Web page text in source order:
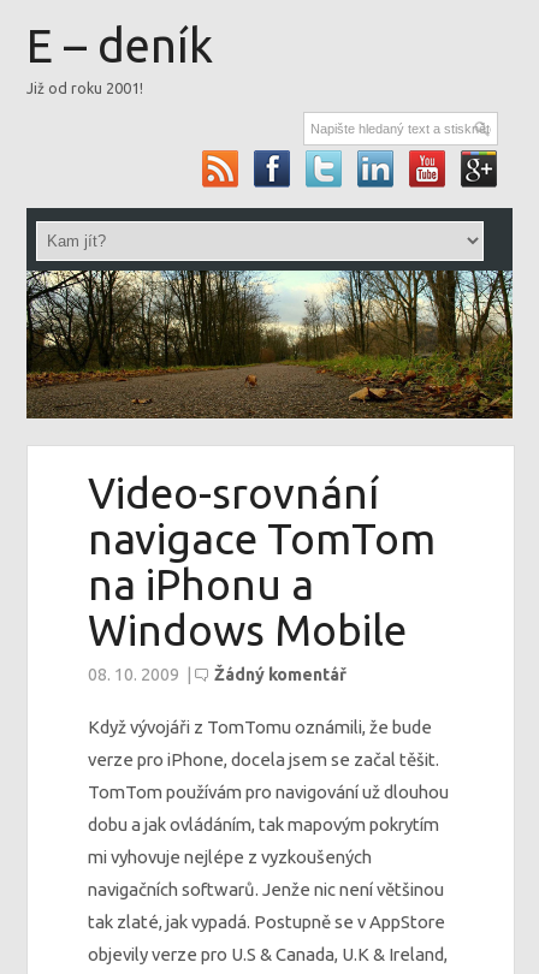
E – deník
Již od roku 2001!
Video-srovnání
navigace TomTom
na iPhonu a
Windows Mobile
08. 10. 2009 | Žádný komentář
Když vývojáři z TomTomu oznámili, že bude
verze pro iPhone, docela jsem se začal těšit.
TomTom používám pro navigování už dlouhou
dobu a jak ovládáním, tak mapovým pokrytím
mi vyhovuje nejlépe z vyzkoušených
navigačních softwarů. Jenže nic není většinou
tak zlaté, jak vypadá. Postupně se v AppStore
objevily verze pro U.S & Canada, U.K & Ireland,